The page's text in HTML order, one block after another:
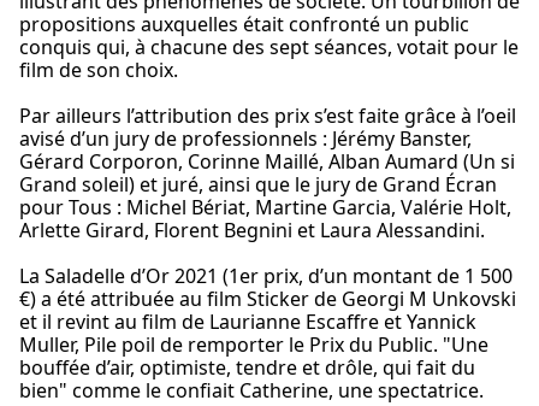
propositions auxquelles était confronté un public
conquis qui, à chacune des sept séances, votait pour le
film de son choix.
Par ailleurs l’attribution des prix s’est faite grâce à l’oeil
avisé d’un jury de professionnels : Jérémy Banster,
Gérard Corporon, Corinne Maillé, Alban Aumard (Un si
Grand soleil) et juré, ainsi que le jury de Grand Écran
pour Tous : Michel Bériat, Martine Garcia, Valérie Holt,
Arlette Girard, Florent Begnini et Laura Alessandini.
La Saladelle d’Or 2021 (1er prix, d’un montant de 1 500
€) a été attribuée au film Sticker de Georgi M Unkovski
et il revint au film de Laurianne Escaffre et Yannick
Muller, Pile poil de remporter le Prix du Public. "Une
bouffée d’air, optimiste, tendre et drôle, qui fait du
bien" comme le confiait Catherine, une spectatrice.